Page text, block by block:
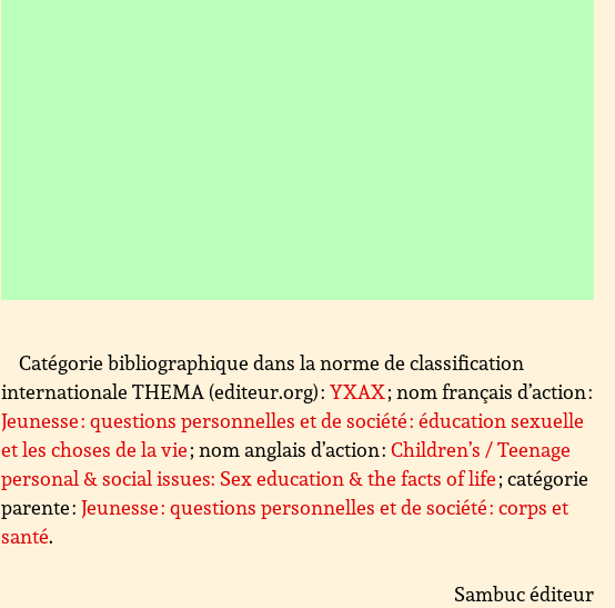
Catégorie bibliographique dans la norme de classification
internationale THEMA (editeur.org) :YXAX; nom français d’action :
Jeunesse : questions personnelles et de société : éducation sexuelle
et les choses de la vie; nom anglais d’action :Children’s / Teenage
personal & social issues: Sex education & the facts of life; catégorie
parente :Jeunesse : questions personnelles et de société : corps et
santé.
Sambuc éditeur